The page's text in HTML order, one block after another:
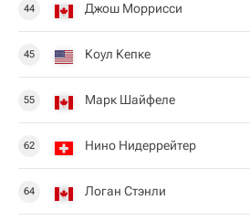
44 Джош Моррисси
45 Коул Кепке
55 Марк Шайфеле
62 Нино Нидеррейтер
64 Логан Стэнли